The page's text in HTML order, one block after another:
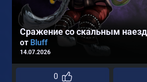
Сражение со скальным
от Bluff
14.07.2026
0